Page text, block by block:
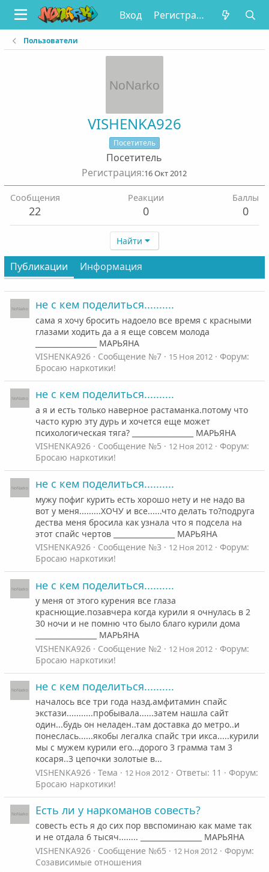
Вход Регистрация
Пользователи
VISHENKA926
Посетитель
Посетитель
Регистрация 16 Окт 2012
Сообщения
22
Реакции
0
Баллы
0
Найти
Публикации Информация
не с кем поделиться..........
сама я хочу бросить надоело все время с красными
глазами ходить да а я еще совсем молода
_________________ МАРЬЯНА
VISHENKA926
Сообщение №7 15 Ноя 2012
Форум:
Бросаю наркотики!
не с кем поделиться..........
а я и есть только наверное растаманка.потому что
часто курю эту дурь и хочется еще может
психологическая тяга? _________________ МАРЬЯНА
VISHENKA926
Сообщение №5 12 Ноя 2012
Форум:
Бросаю наркотики!
не с кем поделиться..........
мужу пофиг курить есть хорошо нету и не надо ва
вот у меня.........ХОЧУ и все......что делать то?подруга
дества меня бросила как узнала что я подсела на
этот спайс чертов _________________ МАРЬЯНА
VISHENKA926
Сообщение №3 12 Ноя 2012
Форум:
Бросаю наркотики!
не с кем поделиться..........
у меня от этого курения все глаза
краснющие.позавчера когда курили я очнулась в 2
30 ночи и не помню что было благо курили дома
_________________ МАРЬЯНА
VISHENKA926
Сообщение №2 12 Ноя 2012
Форум:
Бросаю наркотики!
не с кем поделиться..........
началось все три года назд.амфитамин спайс
экстази...........пробывала......затем нашла сайт
один...будь он неладен..там доставка до метро..и
понеслась......якобы легалка спайс три икса.....курили
мы с мужем курили его...дорого 3 грамма там 3
косаря..3 цепочки золотые в...
VISHENKA926
Тема 12 Ноя 2012 Ответы: 11
Форум:
Бросаю наркотики!
Есть ли у наркоманов совесть?
совесть есть я до сих пор ввспоминаю как маме так
и не отдала 6 тысяч........ _________________ МАРЬЯНА
VISHENKA926
Сообщение №65 12 Ноя 2012
Форум:
Созависимые отношения